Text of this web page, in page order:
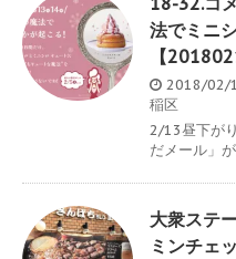
法でミニ
【
2018/02/
稲区
2/13昼下が
だメール」
大衆ステ
ミンチェ